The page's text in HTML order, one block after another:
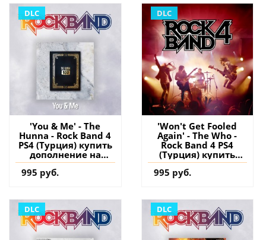
DLC
'You & Me' - The
Hunna - Rock Band 4
PS4 (Турция) купить
дополнение на
аккаунт
995 руб.
DLC
'Won't Get Fooled
Again' - The Who -
Rock Band 4 PS4
(Турция) купить
дополнение на
аккаунт
995 руб.
DLC DLC